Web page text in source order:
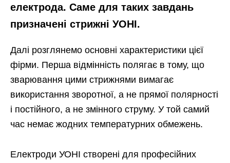
електрода. Саме для таких завдань
призначені стрижні УОНІ.
Далі розглянемо основні характеристики цієї
фірми. Перша відмінність полягає в тому, що
зварювання цими стрижнями вимагає
використання зворотної, а не прямої полярності
і постійного, а не змінного струму. У той самий
час немає жодних температурних обмежень.
Електроди УОНІ створені для професійних